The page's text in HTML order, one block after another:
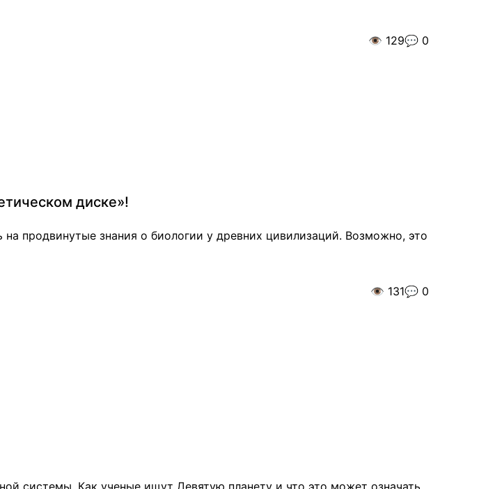
👁️ 129💬 0
диске»!
продвинутые знания о биологии у древних цивилизаций. Возможно, это
👁️ 131💬 0
системы. Как ученые ищут Девятую планету и что это может означать